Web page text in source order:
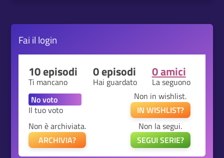
Fai il login
10 episodi
Ti mancano
0 episodi
Hai guardato
0 amici
La seguono
Il tuo voto
Non in wishlist.
IN WISHLIST?
Non è archiviata.
ARCHIVIA?
Non la segui.
SEGUI SERIE?